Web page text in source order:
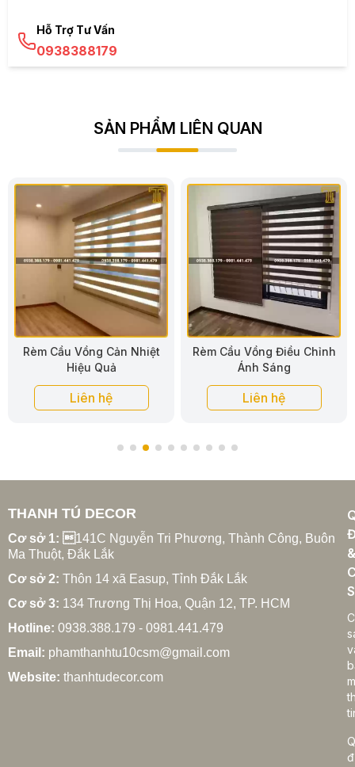
Hỗ Trợ Tư Vấn
0938388179
SẢN PHẨM LIÊN QUAN
Rèm Cầu Vồng Điều Chỉnh
Ánh Sáng
Liên hệ
Rèm Cầu Vồng Vải Hàn
Quốc
Liên hệ
THANH TÚ DECOR
Cơ sở 1: 141C Nguyễn Tri Phương, Thành Công, Buôn
Ma Thuột, Đắk Lắk
Cơ sở 2: Thôn 14 xã Easup, Tỉnh Đắk Lắk
Cơ sở 3: 134 Trương Thị Hoa, Quận 12, TP. HCM
Hotline: 0938.388.179 - 0981.441.479
Email: phamthanhtu10csm@gmail.com
Website: thanhtudecor.com
&